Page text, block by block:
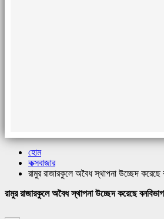
হোম
কক্সবাজার
রামুর রাজারকুলে অবৈধ স্থাপনা উচ্ছেদ করেছে
রামুর রাজারকুলে অবৈধ স্থাপনা উচ্ছেদ করেছে বনবিভাগ